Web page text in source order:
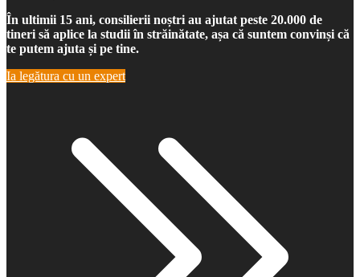
În ultimii 15 ani, consilierii noștri au ajutat peste 20.000 de
tineri să aplice la studii în străinătate, așa că suntem convinși că
te putem ajuta și pe tine.
Ia legătura cu un expert